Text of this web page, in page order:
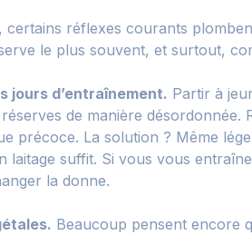
certains réflexes courants
le plus souvent, et surtout,
jours d’entraînement. Partir à
de manière désordonnée.
précoce. La solution ? Même
laitage suffit. Si vous vous
la donne.
Beaucoup pensent encore